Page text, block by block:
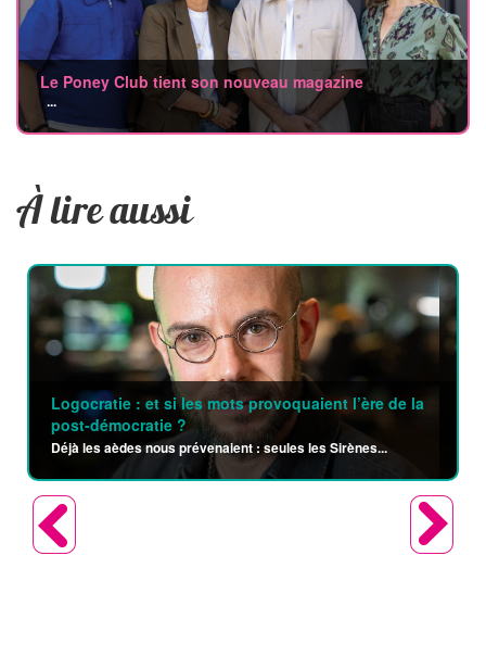
Le Poney Club tient son nouveau magazine
...
À lire aussi
Logocratie : et si les mots provoquaient l’ère de la
post-démocratie ?
Déjà les aèdes nous prévenaient : seules les Sirènes...